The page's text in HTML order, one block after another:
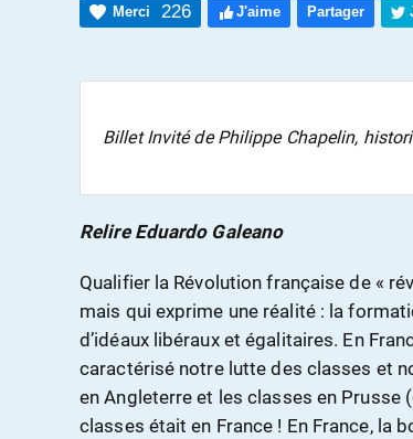
Merci 226 J'aime Partager
Billet Invité de Philippe Chapelin,
Relire Eduardo Galeano
Qualifier la Révolution française de «
mais qui exprime une réalité : la
d’idéaux libéraux et égalitaires. En
caractérisé notre lutte des classes et
en Angleterre et les classes en
classes était en France ! En France, la